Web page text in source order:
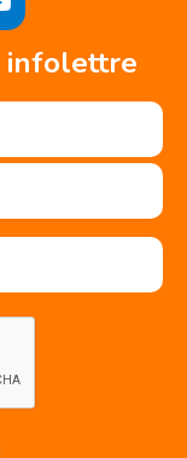
infolettre